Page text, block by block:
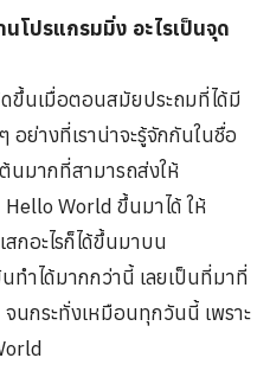
โปรแกรมมิ่ง อะไรเป็นจุด
ขึ้นเมื่อตอนสมัยประถมที่ได้มี
อย่างที่เราน่าจะรู้จักกันในชื่อ
มากที่สามารถส่งให้
World ขึ้นมาได้ ให้
กอะไรก็ได้ขึ้นมาบน
ทำได้มากกว่านี้ เลยเป็นที่มาที่
นกระทั่งเหมือนทุกวันนี้ เพราะ